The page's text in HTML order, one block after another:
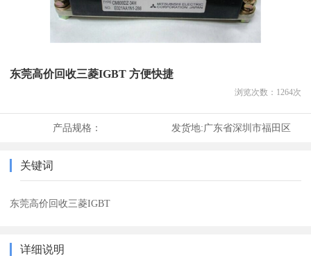
东莞高价回收三菱IGBT 方便快捷
浏览次数： 1264次
产品规格： 发货地:广东省深圳市福田区
关键词
东莞高价回收三菱IGBT
详细说明